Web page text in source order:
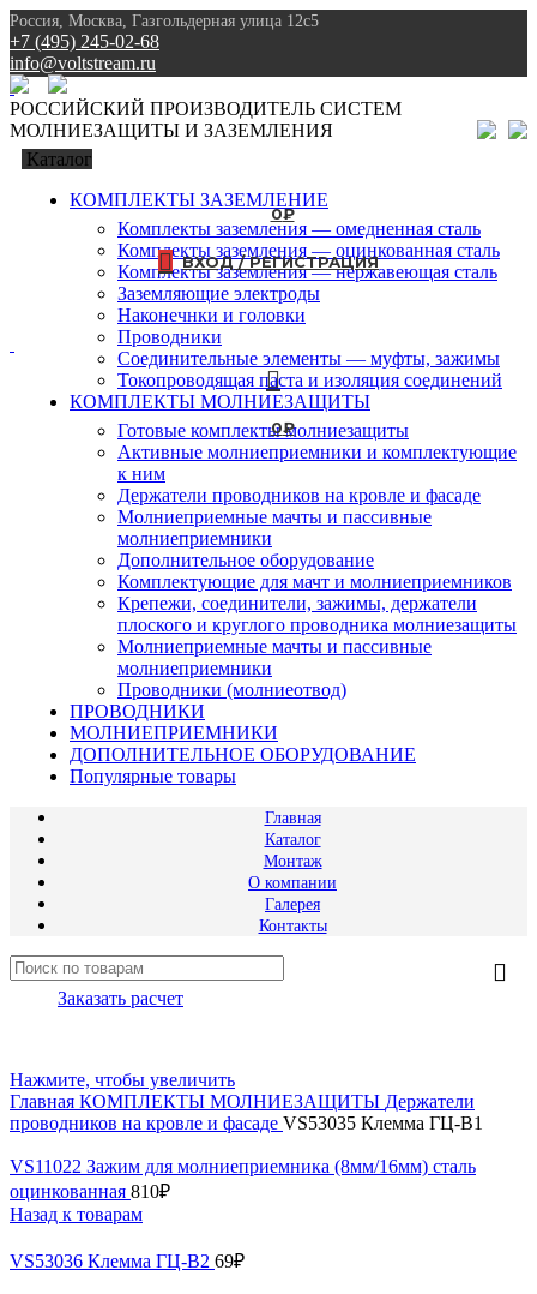
Россия, Москва, Газгольдерная улица 12с5
+7 (495) 245-02-68
info@voltstream.ru
8 (495) 245-02-68
РОССИЙСКИЙ ПРОИЗВОДИТЕЛЬ СИСТЕМ
МОЛНИЕЗАЩИТЫ И ЗАЗЕМЛЕНИЯ
0₽
ВХОД / РЕГИСТРАЦИЯ
0₽
Каталог
КОМПЛЕКТЫ ЗАЗЕМЛЕНИЕ
Комплекты заземления — омедненная сталь
Комплекты заземления — оцинкованная сталь
Комплекты заземления — нержавеющая сталь
Заземляющие электроды
Наконечнки и головки
Проводники
Соединительные элементы — муфты, зажимы
Токопроводящая паста и изоляция соединений
КОМПЛЕКТЫ МОЛНИЕЗАЩИТЫ
Готовые комплекты молниезащиты
Активные молниеприемники и комплектующие
к ним
Держатели проводников на кровле и фасаде
Молниеприемные мачты и пассивные
молниеприемники
Дополнительное оборудование
Комплектующие для мачт и молниеприемников
Крепежи, соединители, зажимы, держатели
плоского и круглого проводника молниезащиты
Молниеприемные мачты и пассивные
молниеприемники
Проводники (молниеотвод)
ПРОВОДНИКИ
МОЛНИЕПРИЕМНИКИ
ДОПОЛНИТЕЛЬНОЕ ОБОРУДОВАНИЕ
Популярные товары
Главная
Каталог
Монтаж
О компании
Галерея
Контакты
Заказать расчет
Нажмите, чтобы увеличить
Главная КОМПЛЕКТЫ МОЛНИЕЗАЩИТЫ Держатели
проводников на кровле и фасаде VS53035 Клемма ГЦ-В1
VS11022 Зажим для молниеприемника (8мм/16мм) сталь
оцинкованная 810₽
Назад к товарам
VS53036 Клемма ГЦ-В2 69₽